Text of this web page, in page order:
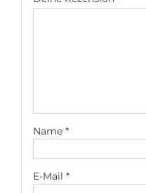
Name *
E-Mail *